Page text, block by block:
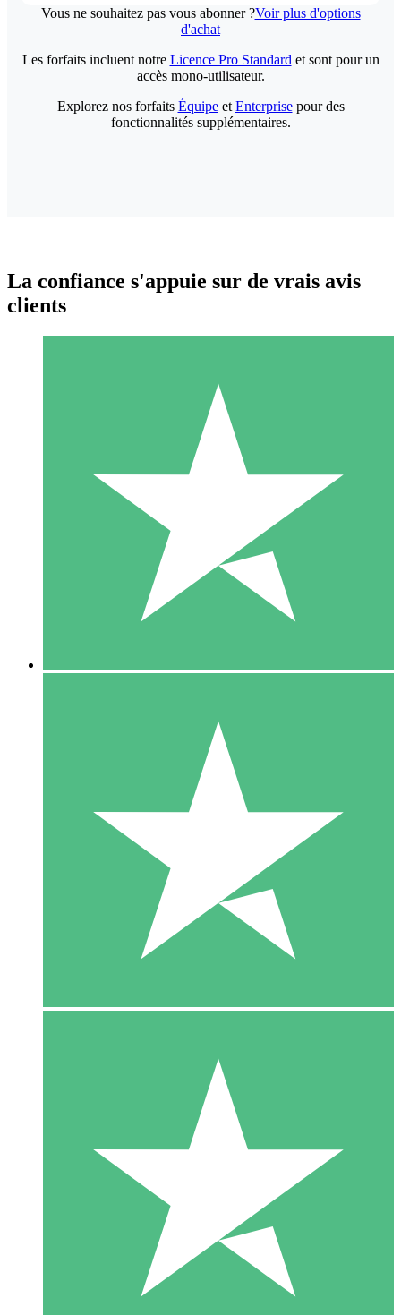
Vous ne souhaitez pas vous abonner ?Voir plus d'options
d'achat
Packs de Crédits Individuels
Payez à l'utilisation avec des crédits de téléchargement. Sans
1 Téléchargement
10 00
10 Téléchargements
20 00
Les forfaits incluent notre Licence Pro Standard et sont pour un
accès mono-utilisateur.
Explorez nos forfaits Équipeet Enterprisepour des
fonctionnalités supplémentaires.
La confiance s'appuie sur de vrais avis
clients